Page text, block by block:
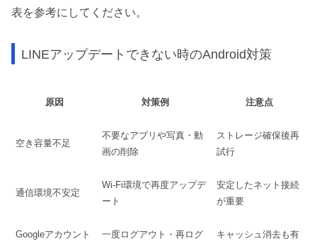
表を参考にしてください。
LINEアップデートできない時のAndroid対策
原因 対策例 注意点
空き容量不足
不要なアプリや写真・動
画の削除
ストレージ確保後再
試行
通信環境不安定
Wi-Fi環境で再度アップデ
ート
安定したネット接続
が重要
Googleアカウント
一度ログアウト・再ログ
キャッシュ消去も有